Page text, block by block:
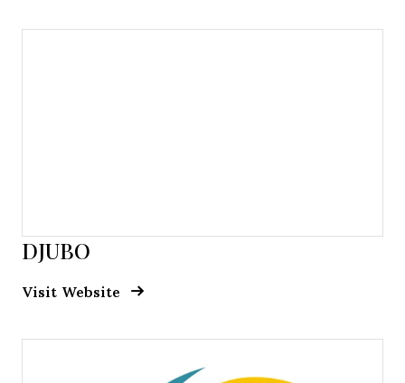
DJUBO
Visit Website Opens New Window